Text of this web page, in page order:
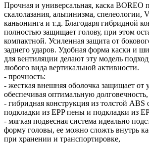
Прочная и универсальная, каска BOREO
скалолазания, альпинизма, спелеологии,
каньонинга и т.д. Благодаря гибридной
полностью защищает голову, при этом
компактной. Усиленная защита от
заднего ударов. Удобная форма каски и
для вентиляции делают эту модель
любого вида вертикальной активности.
- прочность:
- жесткая внешняя оболочка защищает от
обеспечивая оптимальную долговечность,
- гибридная конструкция из толстой ABS
подкладки из EPP пены и подкладки из
- мягкая подвесная система идеально
форму головы, ее можно сложть внутрь
при хранении и транспортировке,